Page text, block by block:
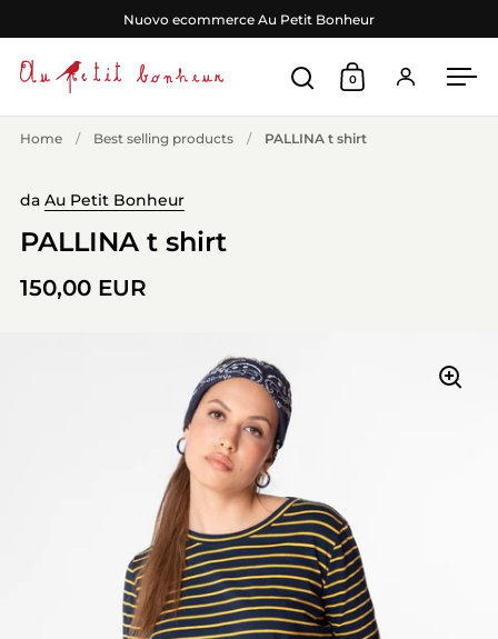
Passa ai contenutiNuovo ecommerce Au Petit Bonheur
Apri ricercaApri carrello
0 Accedi
Home / Best selling products / PALLINA t shirt
da Au Petit Bonheur
PALLINA t shirt
150,00 EUR